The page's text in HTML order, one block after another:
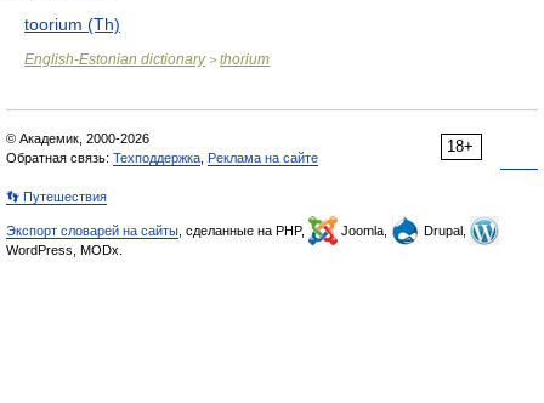
toorium (Th)
English-Estonian dictionary> thorium
18+
© Академик, 2000-2026
Обратная связь: Техподдержка Реклама на сайте
👣 Путешествия
Экспорт словарей на сайты , сделанные на PHP, Joomla,
Drupal,
WordPress, MODx.